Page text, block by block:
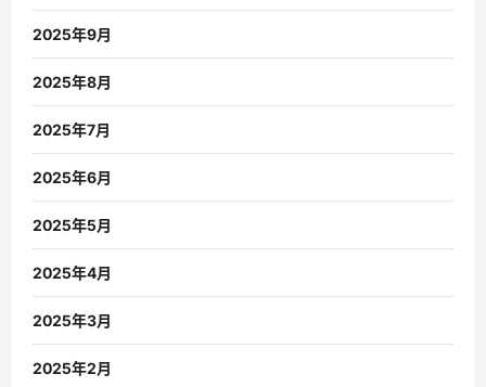
2025年9月
2025年8月
2025年7月
2025年6月
2025年5月
2025年4月
2025年3月
2025年2月